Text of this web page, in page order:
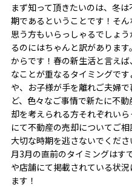
まず知って頂きたいのは、冬
期であるということです！そ
思う方もいらっしゃるでしょ
るのにはちゃんと訳がありま
からです！春の新生活と言え
なことが重なるタイミングで
や、お子様が手を離れご夫婦
ど、色々なご事情で新たに不
却を考えられる方それぞれい
にて不動産の売却についてご
大切な時期を逃さないでくだ
月3月の直前のタイミングはす
や店舗にて掲載されている状
ます！